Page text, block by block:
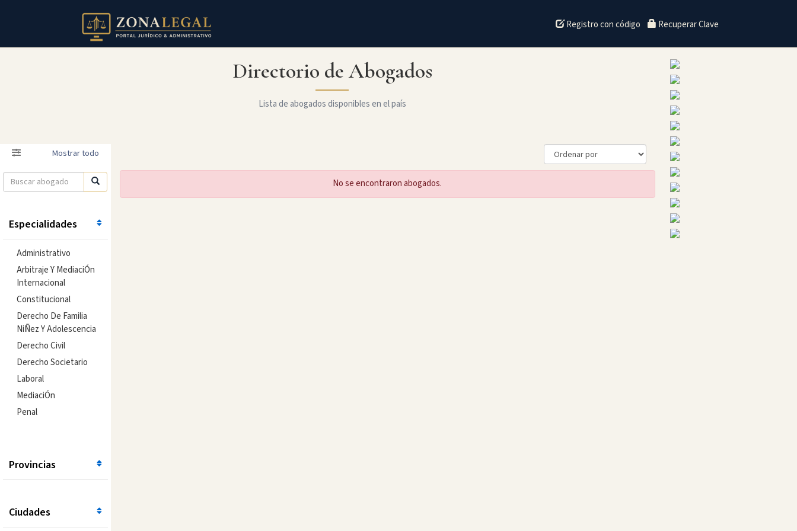
Registro con código Recuperar Clave
Directorio de Abogados
Lista de abogados disponibles en el país
Filtro Mostrar todo
Especialidades
Administrativo
Arbitraje Y MediaciÓn
Internacional
Constitucional
Derecho De Familia
NiÑez Y Adolescencia
Derecho Civil
Derecho Societario
Laboral
MediaciÓn
Penal
Provincias
Ciudades
No se encontraron abogados.